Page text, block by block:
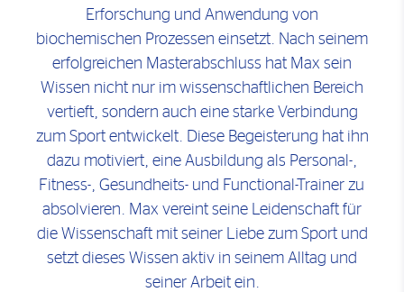
Erforschung und Anwendung von
biochemischen Prozessen einsetzt. Nach seinem
erfolgreichen Masterabschluss hat Max sein
Wissen nicht nur im wissenschaftlichen Bereich
vertieft, sondern auch eine starke Verbindung
zum Sport entwickelt. Diese Begeisterung hat ihn
dazu motiviert, eine Ausbildung als Personal-,
Fitness-, Gesundheits- und Functional-Trainer zu
absolvieren. Max vereint seine Leidenschaft für
die Wissenschaft mit seiner Liebe zum Sport und
setzt dieses Wissen aktiv in seinem Alltag und
seiner Arbeit ein.